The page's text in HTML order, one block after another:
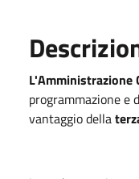
L'Amministrazione
programmazione e
vantaggio della